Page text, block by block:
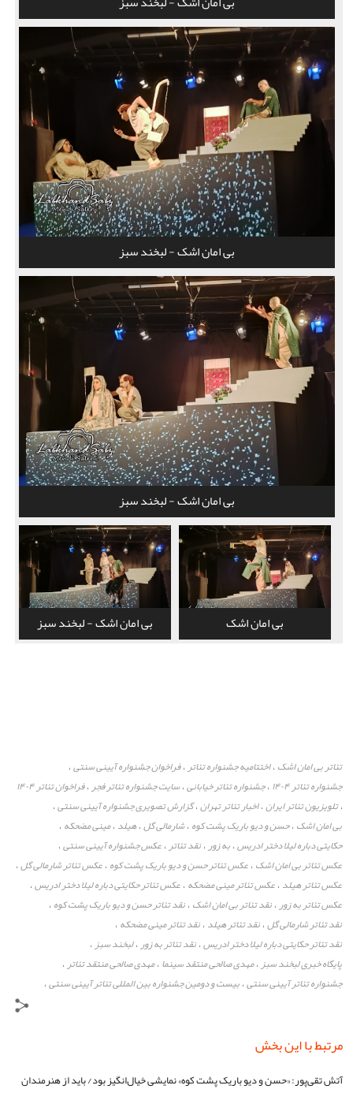
بی امان اشک - لبخند سبز
بی امان اشک - لبخند سبز
بی امان اشک - لبخند سبز بی امان اشک
تئاتر بی امان اشک ،اختتامیه جشنواره تئاتر،فراخوان جشنواره آیینی سنتی،
جشنواره تئاتر ۱۴۰۴ ،جشنواره تئاتر خیابانی،سایت جشنواره تئاتر فجر،فراخوان تئاتر ۱۴۰۴
،تلویزیون تئاتر ایران،اخبار تئاتر تهران،گزارش تصویری جشنواره آیینی سنتی،
بی امان اشک ،حسن و دیو باریک پشت کوه ،شارمالی گل،هیلد ،مینی مضحکه ،
حکایتی دباره لیلا دختر ادریس،به زور،نقد تئاتر،عکس جشنواره آیینی سنتی،
عکس تئاتر بی امان اشک ،عکس تئاتر حسن و دیو باریک پشت کوه ،عکس تئاتر شارمالی گل،
عکس تئاتر هیلد ،عکس تئاتر مینی مضحکه ،عکس تئاتر حکایتی دباره لیلا دختر ادریس،
عکس تئاتر به زور،نقد تئاتر بی امان اشک ،نقد تئاتر حسن و دیو باریک پشت کوه ،
نقد تئاتر شارمالی گل،نقد تئاتر هیلد ،نقد تئاتر مینی مضحکه ،
نقد تئاتر حکایتی دباره لیلا دختر ادریس،نقد تئاتر به زور،لبخند سبز،
پایگاه خبری لبخند سبز،مهدی صالحی منتقد سینما ،مهدی صالحی منتقد تئاتر،
جشنواره تئاتر آیینی سنتی،بیست و دومین جشنواره بین المللی تئاتر آیینی سنتی،
مرتبط با این بخش
آتش تقی‌پور: «حسن و دیو باریک پشت کوه» نمایشی خیال‌انگیز بود/ باید از هنرمندان